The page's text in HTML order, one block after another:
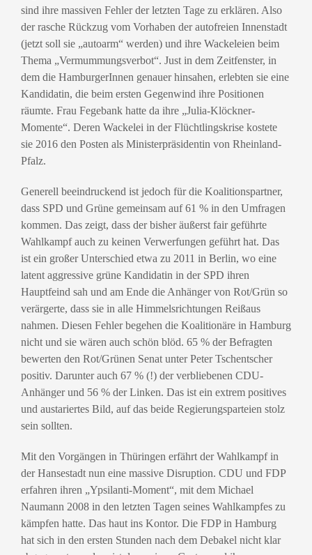
sind ihre massiven Fehler der letzten Tage zu erklären. Also
der rasche Rückzug vom Vorhaben der autofreien Innenstadt
(jetzt soll sie „autoarm“ werden) und ihre Wackeleien beim
Thema „Vermummungsverbot“. Just in dem Zeitfenster, in
dem die HamburgerInnen genauer hinsahen, erlebten sie eine
Kandidatin, die beim ersten Gegenwind ihre Positionen
räumte. Frau Fegebank hatte da ihre „Julia-Klöckner-
Momente“. Deren Wackelei in der Flüchtlingskrise kostete
sie 2016 den Posten als Ministerpräsidentin von Rheinland-
Pfalz.
Generell beeindruckend ist jedoch für die Koalitionspartner,
dass SPD und Grüne gemeinsam auf 61 % in den Umfragen
kommen. Das zeigt, dass der bisher äußerst fair geführte
Wahlkampf auch zu keinen Verwerfungen geführt hat. Das
ist ein großer Unterschied etwa zu 2011 in Berlin, wo eine
latent aggressive grüne Kandidatin in der SPD ihren
Hauptfeind sah und am Ende die Anhänger von Rot/Grün so
verärgerte, dass sie in alle Himmelsrichtungen Reißaus
nahmen. Diesen Fehler begehen die Koalitionäre in Hamburg
nicht und sie wären auch schön blöd. 65 % der Befragten
bewerten den Rot/Grünen Senat unter Peter Tschentscher
positiv. Darunter auch 67 % (!) der verbliebenen CDU-
Anhänger und 56 % der Linken. Das ist ein extrem positives
und austariertes Bild, auf das beide Regierungsparteien stolz
sein sollten.
Mit den Vorgängen in Thüringen erfährt der Wahlkampf in
der Hansestadt nun eine massive Disruption. CDU und FDP
erfahren ihren „Ypsilanti-Moment“, mit dem Michael
Naumann 2008 in den letzten Tagen seines Wahlkampfes zu
kämpfen hatte. Das haut ins Kontor. Die FDP in Hamburg
hat sich in den ersten Stunden nach dem Debakel nicht klar